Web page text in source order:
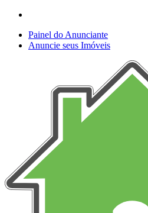
Painel do Anunciante
Anuncie seus Imóveis